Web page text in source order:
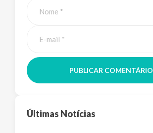
PUBLICAR COMENTÁRIO
Últimas Notícias